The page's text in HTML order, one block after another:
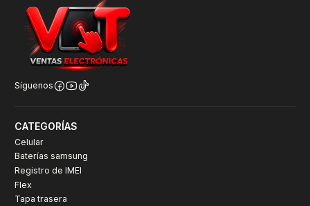
Síguenos
CATEGORÍAS
Celular
Baterías samsung
Registro de IMEI
Flex
Tapa trasera